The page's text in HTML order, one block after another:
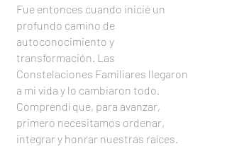
Fue entonces cuando inicié un
profundo camino de
autoconocimiento y
transformación. Las
Constelaciones Familiares llegaron
a mi vida y lo cambiaron todo.
Comprendí que, para avanzar,
primero necesitamos ordenar,
integrar y honrar nuestras raíces.